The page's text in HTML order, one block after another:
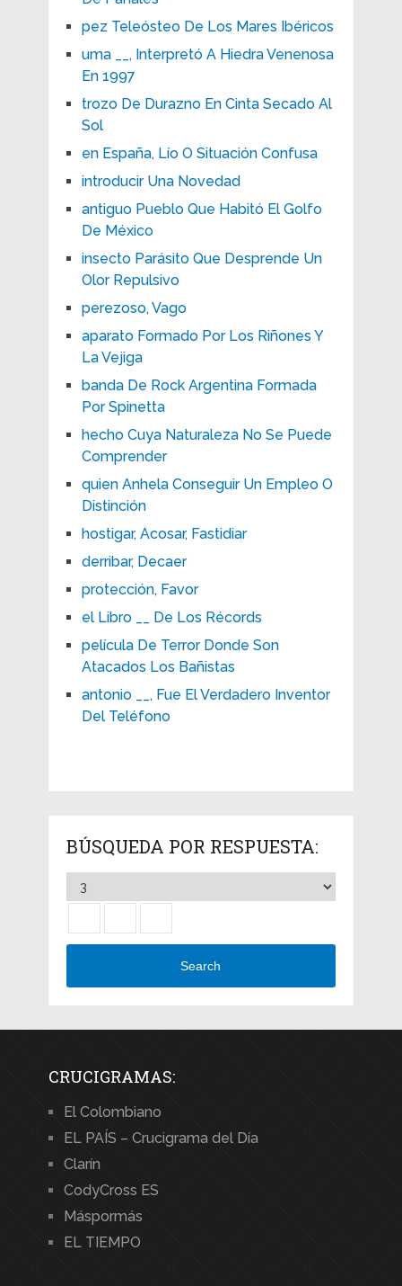
pez Teleósteo De Los Mares Ibéricos
uma __, Interpretó A Hiedra Venenosa
En 1997
trozo De Durazno En Cinta Secado Al
Sol
en España, Lío O Situación Confusa
introducir Una Novedad
antiguo Pueblo Que Habitó El Golfo
De México
insecto Parásito Que Desprende Un
Olor Repulsivo
perezoso, Vago
aparato Formado Por Los Riñones Y
La Vejiga
banda De Rock Argentina Formada
Por Spinetta
hecho Cuya Naturaleza No Se Puede
Comprender
quien Anhela Conseguir Un Empleo O
Distinción
hostigar, Acosar, Fastidiar
derribar, Decaer
protección, Favor
el Libro __ De Los Récords
película De Terror Donde Son
Atacados Los Bañistas
antonio __, Fue El Verdadero Inventor
Del Teléfono
BÚSQUEDA POR RESPUESTA:
Search
CRUCIGRAMAS:
El Colombiano
EL PAÍS – Crucigrama del Día
Clarín
CodyCross ES
Máspormás
EL TIEMPO